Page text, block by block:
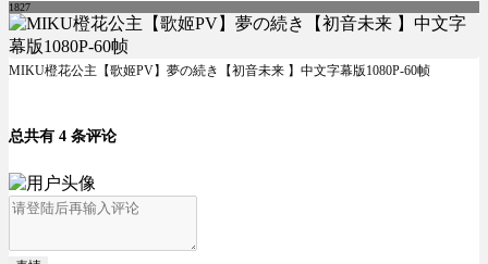
1827
MIKU橙花公主【歌姬PV】夢の続き【初音未来 】中文字幕版1080P-60帧
总共有 4 条评论